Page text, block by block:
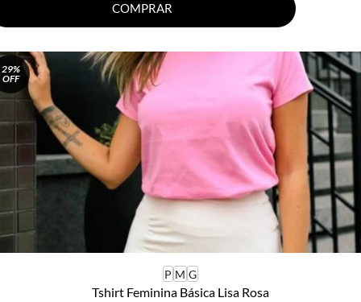
COMPRAR
29%
OFF
P M G
Tshirt Feminina Básica Lisa Rosa